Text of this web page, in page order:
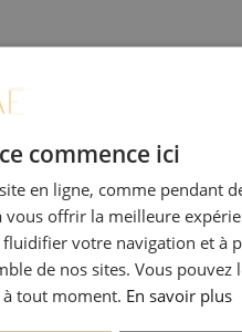
du patio, avant de
hors boissons
ici
commence ici
en ligne, comme pendant
offrir la meilleure
fluidifier votre navigation et à
de nos sites. Vous pouvez
à tout moment. En savoir plus